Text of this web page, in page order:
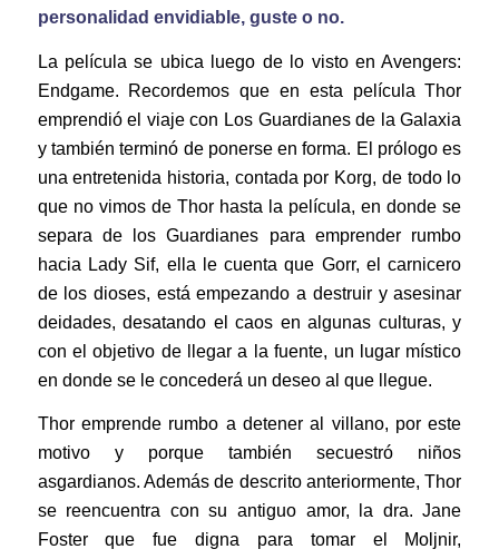
personalidad envidiable, guste o no.
La película se ubica luego de lo visto en Avengers:
Endgame. Recordemos que en esta película Thor
emprendió el viaje con Los Guardianes de la Galaxia
y también terminó de ponerse en forma. El prólogo es
una entretenida historia, contada por Korg, de todo lo
que no vimos de Thor hasta la película, en donde se
separa de los Guardianes para emprender rumbo
hacia Lady Sif, ella le cuenta que Gorr, el carnicero
de los dioses, está empezando a destruir y asesinar
deidades, desatando el caos en algunas culturas, y
con el objetivo de llegar a la fuente, un lugar místico
en donde se le concederá un deseo al que llegue.
Thor emprende rumbo a detener al villano, por este
motivo y porque también secuestró niños
asgardianos. Además de descrito anteriormente, Thor
se reencuentra con su antiguo amor, la dra. Jane
Foster que fue digna para tomar el Moljnir,